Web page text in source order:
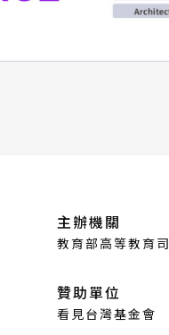
主辦機關
教育部高等教育司
贊助單位
看見台灣基金會